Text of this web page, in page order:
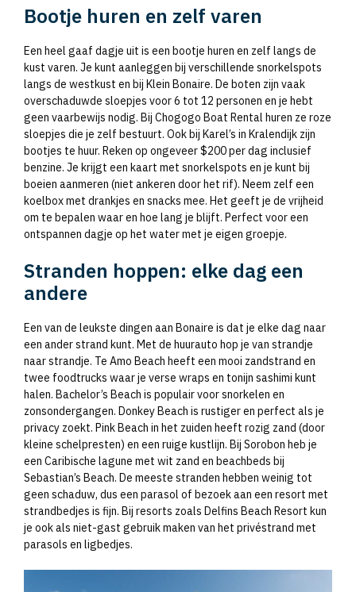
Bootje huren en zelf varen
Een heel gaaf dagje uit is een bootje huren en zelf langs de
kust varen. Je kunt aanleggen bij verschillende snorkelspots
langs de westkust en bij Klein Bonaire. De boten zijn vaak
overschaduwde sloepjes voor 6 tot 12 personen en je hebt
geen vaarbewijs nodig. Bij Chogogo Boat Rental huren ze roze
sloepjes die je zelf bestuurt. Ook bij Karel’s in Kralendijk zijn
bootjes te huur. Reken op ongeveer $200 per dag inclusief
benzine. Je krijgt een kaart met snorkelspots en je kunt bij
boeien aanmeren (niet ankeren door het rif). Neem zelf een
koelbox met drankjes en snacks mee. Het geeft je de vrijheid
om te bepalen waar en hoe lang je blijft. Perfect voor een
ontspannen dagje op het water met je eigen groepje.
Stranden hoppen: elke dag een
andere
Een van de leukste dingen aan Bonaire is dat je elke dag naar
een ander strand kunt. Met de huurauto hop je van strandje
naar strandje. Te Amo Beach heeft een mooi zandstrand en
twee foodtrucks waar je verse wraps en tonijn sashimi kunt
halen. Bachelor’s Beach is populair voor snorkelen en
zonsondergangen. Donkey Beach is rustiger en perfect als je
privacy zoekt. Pink Beach in het zuiden heeft rozig zand (door
kleine schelpresten) en een ruige kustlijn. Bij Sorobon heb je
een Caribische lagune met wit zand en beachbeds bij
Sebastian’s Beach. De meeste stranden hebben weinig tot
geen schaduw, dus een parasol of bezoek aan een resort met
strandbedjes is fijn. Bij resorts zoals Delfins Beach Resort kun
je ook als niet-gast gebruik maken van het privéstrand met
parasols en ligbedjes.